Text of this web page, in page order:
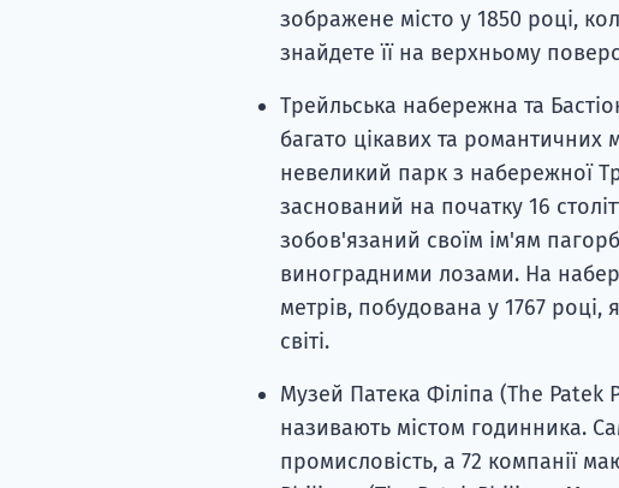
зображене місто у 1850 році,
знайдете її на верхньому
Трейльська набережна та
багато цікавих та романтичних
невеликий парк з набережної
заснований на початку 16
зобов'язаний своїм ім'ям
виноградними лозами. На
метрів, побудована у 1767
світі.
Музей Патека Філіпа (The Patek
називають містом годинника.
промисловість, а 72 компанії